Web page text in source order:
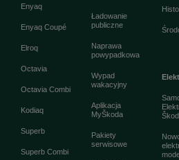
Enyaq
Enyaq Coupé
Elroq
Octavia
Octavia Combi
Kodiaq
Superb
Superb Combi
Ładowanie
publiczne
Naprawa
powypadkowa
Wypad
wakacyjny
Aplikacja
MyŠkoda
Pakiety
serwisowe